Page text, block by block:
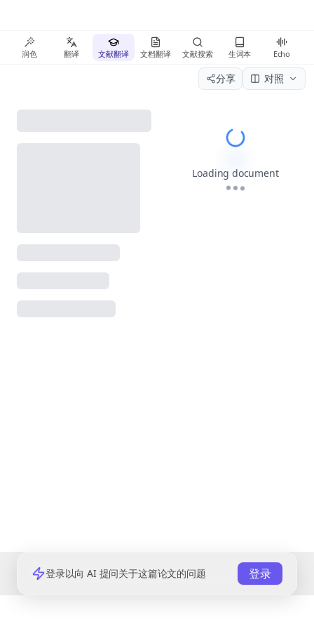
润色 翻译 文献翻译 文档翻译 文献搜索 生词本 Echo
分享 对照
登录以向 AI 提问关于这篇论文的问题 登录
Loading document
Please wait